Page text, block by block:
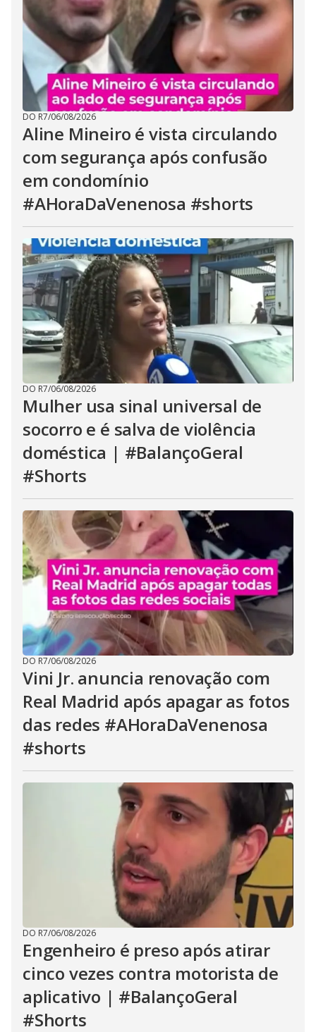
DO R7/06/08/2026
Aline Mineiro é vista circulando
com segurança após confusão
em condomínio
#AHoraDaVenenosa #shorts
DO R7/06/08/2026
Mulher usa sinal universal de
socorro e é salva de violência
doméstica | #BalançoGeral
#Shorts
DO R7/06/08/2026
Vini Jr. anuncia renovação com
Real Madrid após apagar as fotos
das redes #AHoraDaVenenosa
#shorts
DO R7/06/08/2026
Engenheiro é preso após atirar
cinco vezes contra motorista de
aplicativo | #BalançoGeral
#Shorts